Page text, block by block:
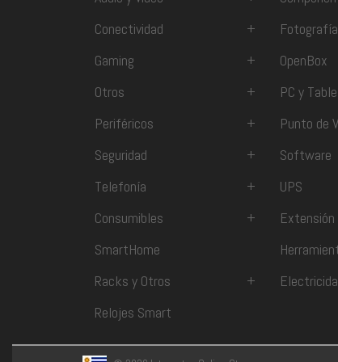
Conectividad
+ Fotografía
Gaming
+
OpenBox
Otros
+ PC y
Periféricos
+ Punto de
Seguridad
+ Software
Telefonía
+
UPS
Consumibles
+
SmartHome
Racks y Otros
+
Relojes Smart